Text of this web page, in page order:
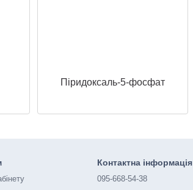
Піридоксаль-5-фосфат
Контактна інформація
095-668-54-38